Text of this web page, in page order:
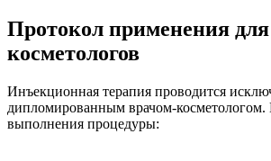
Протокол применения для
косметологов
Инъекционная терапия проводится
дипломированным врачом-косметологом.
выполнения процедуры: